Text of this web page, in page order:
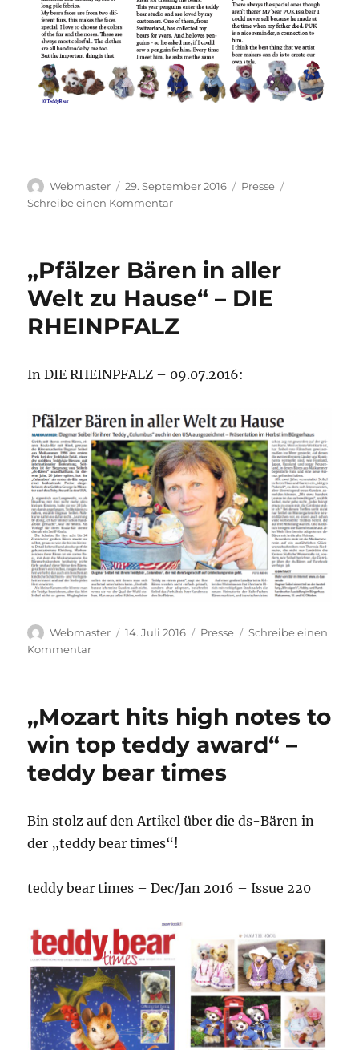
Autor
Webmaster
Veröffentlicht
am
29. September 2016 Kategorien
Presse
Schreibe einen Kommentarzu
artist“
„Pfälzer Bären in aller
Welt zu Hause“ – DIE
RHEINPFALZ
In DIE RHEINPFALZ – 09.07.2016:
Autor
Webmaster
Veröffentlicht
14. Juli 2016 Kategorien
Presse
Schreibe einen
Kommentarzu
aller
zu
Hause“
–
RHEINPFALZ
„Mozart hits high notes to
win top teddy award“ –
teddy bear times
Bin stolz auf den Artikel über die ds-Bären in
der „teddy bear times“!
teddy bear times – Dec/Jan 2016 – Issue 220